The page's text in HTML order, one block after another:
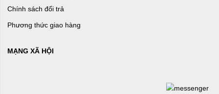
Chính sách đổi trả
Phương thức giao hàng
MẠNG XÃ HỘI